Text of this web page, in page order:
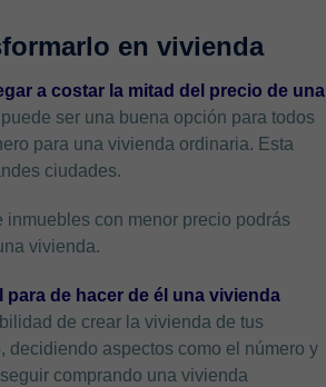
en vivienda
a costar la mitad del precio de una
ser una buena opción para todos
para una vivienda ordinaria. Esta
ciudades.
inmuebles con menor precio podrás
vivienda.
de hacer de él una vivienda
de crear la vivienda de tus
aspectos como el número y
comprando una vivienda